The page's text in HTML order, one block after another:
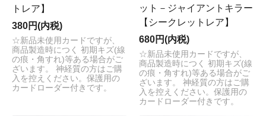
トレア】
380円(内税)
☆新品未使用カードですが、
商品製造時につく 初期キズ(線
の痕・角すれ)等ある場合がご
ざいます。 神経質の方はご購
入を控えください。保護用の
カードローダー付きです。
ット－ジャイアントキラー
【シークレットレア】
680円(内税)
☆新品未使用カードですが、
商品製造時につく 初期キズ(線
の痕・角すれ)等ある場合がご
ざいます。 神経質の方はご購
入を控えください。保護用の
カードローダー付きです。